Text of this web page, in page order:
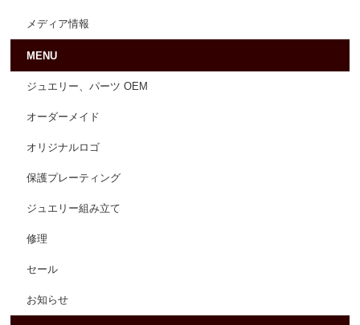
メディア情報
MENU
ジュエリー、パーツ OEM
オーダーメイド
オリジナルロゴ
保護プレーティング
ジュエリー組み立て
修理
セール
お知らせ